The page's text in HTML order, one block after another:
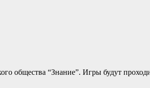
общества “Знание”. Игры будут